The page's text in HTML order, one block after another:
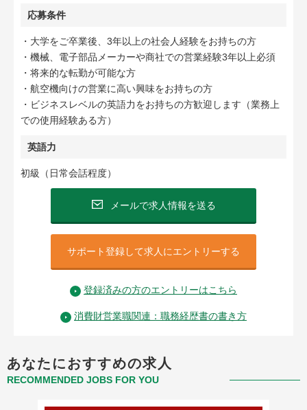
応募条件
・大学をご卒業後、3年以上の社会人経験をお持ちの方
・機械、電子部品メーカーや商社での営業経験3年以上必須
・将来的な転勤が可能な方
・航空機向けの営業に高い興味をお持ちの方
・ビジネスレベルの英語力をお持ちの方歓迎します（業務上
での使用経験ある方）
英語力
初級（日常会話程度）
メールで求人情報を送る
サポート登録して求人にエントリーする
登録済みの方のエントリーはこちら
消費財営業職関連：職務経歴書の書き方
あなたにおすすめの求人
RECOMMENDED JOBS FOR YOU